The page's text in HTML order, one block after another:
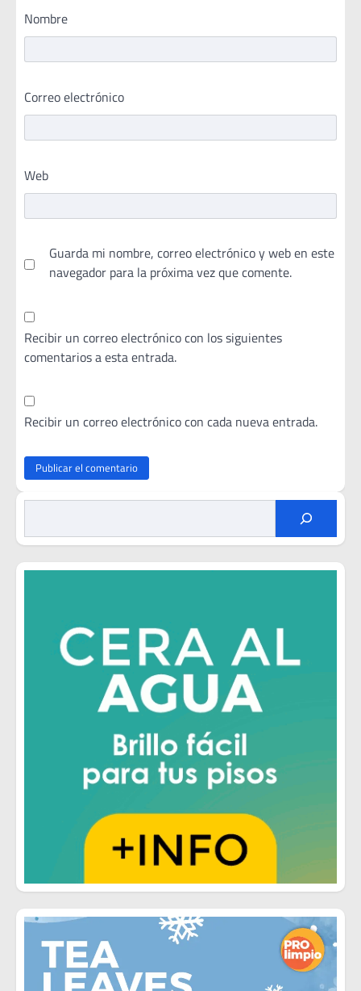
Nombre
Correo electrónico
Web
Guarda mi nombre, correo electrónico y web en este
navegador para la próxima vez que comente.
Recibir un correo electrónico con los siguientes
comentarios a esta entrada.
Recibir un correo electrónico con cada nueva entrada.